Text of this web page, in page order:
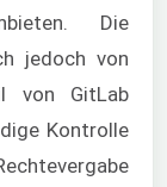
Die
jedoch von
von GitLab
Kontrolle